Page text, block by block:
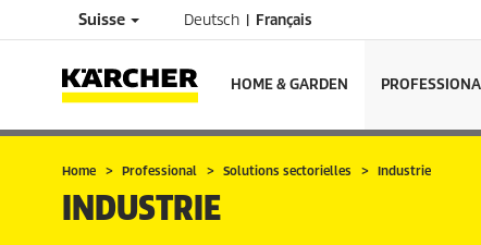
Suisse Deutsch Français
HOME & GARDEN
Home Professional Solutions sectorielles Industrie
INDUSTRIE